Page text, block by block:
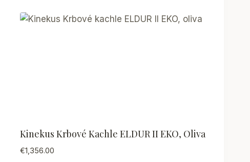
Kinekus Krbové Kachle ELDUR II EKO, Oliva
€1,356.00